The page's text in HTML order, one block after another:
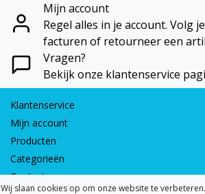
Mijn account
Regel alles in je account. Volg
facturen of retourneer een
Vragen?
Bekijk onze klantenservice
Klantenservice
Mijn account
Producten
Categorieën
Contactgegevens
Wij slaan cookies op om onze website te